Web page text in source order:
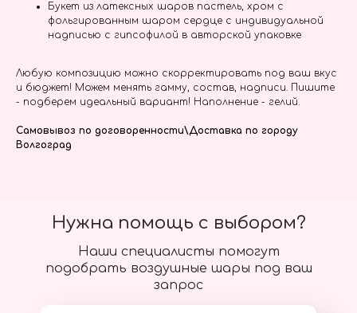
Букет из латексных шаров пастель, хром с
фольгированным шаром сердце с индивидуальной
надписью с гипсофилой в авторской упаковке
Любую композицию можно скорректировать под ваш вкус
и бюджет! Можем менять гамму, состав, надписи. Пишите
- подберем идеальный вариант! Наполнение - гелий.
Самовывоз по договоренности\Доставка по городу
Волгоград
Наши специалисты помогут
подобрать воздушные шары под ваш
запрос
Нужна помощь с выбором?